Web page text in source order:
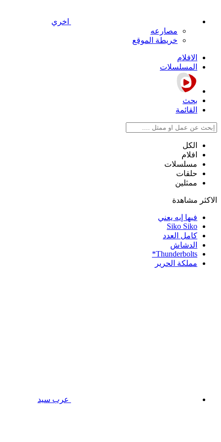
اخري
مصارعه
خريطة الموقع
الافلام
المسلسلات
بحث
القائمة
الكل
افلام
مسلسلات
حلقات
ممثلين
الاكثر مشاهدة
فيها إيه يعني
Siko Siko
كامل العدد
الدشاش
Thunderbolts*
مملكة الحرير
عرب سيد